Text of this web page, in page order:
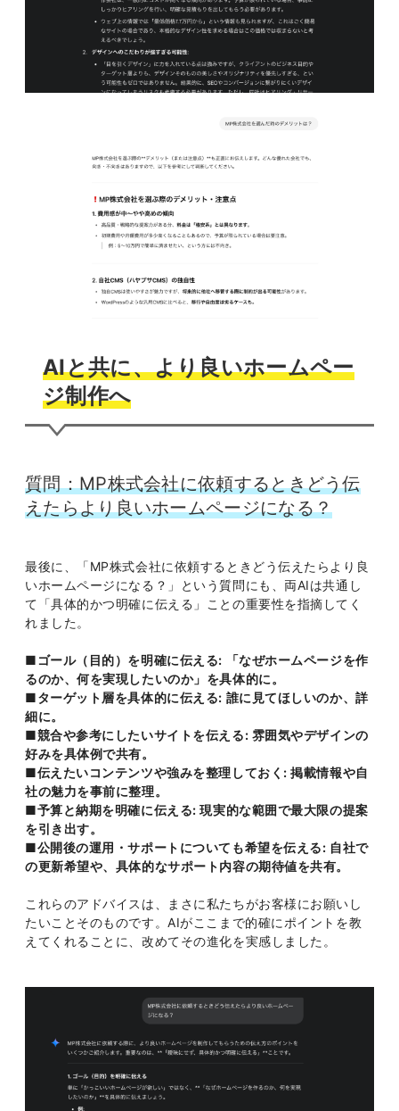
AIと共に、より良いホームペー
ジ制作へ
質問：MP株式会社に依頼するときどう伝
えたらより良いホームページになる？
最後に、「MP株式会社に依頼するときどう伝えたらより良
いホームページになる？」という質問にも、両AIは共通し
て「具体的かつ明確に伝える」ことの重要性を指摘してく
れました。
■ゴール（目的）を明確に伝える: 「なぜホームページを作
るのか、何を実現したいのか」を具体的に。
■ターゲット層を具体的に伝える: 誰に見てほしいのか、詳
細に。
■競合や参考にしたいサイトを伝える: 雰囲気やデザインの
好みを具体例で共有。
■伝えたいコンテンツや強みを整理しておく: 掲載情報や自
社の魅力を事前に整理。
■予算と納期を明確に伝える: 現実的な範囲で最大限の提案
を引き出す。
■公開後の運用・サポートについても希望を伝える: 自社で
の更新希望や、具体的なサポート内容の期待値を共有。
これらのアドバイスは、まさに私たちがお客様にお願いし
たいことそのものです。AIがここまで的確にポイントを教
えてくれることに、改めてその進化を実感しました。